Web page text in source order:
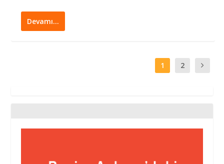
Devamı…
1 2